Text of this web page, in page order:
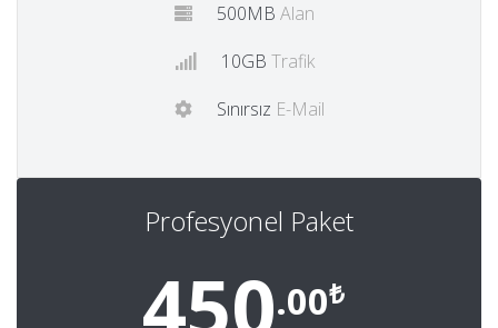
500MB Alan
10GB Trafik
Sınırsız E-Mail
Profesyonel Paket
.00₺